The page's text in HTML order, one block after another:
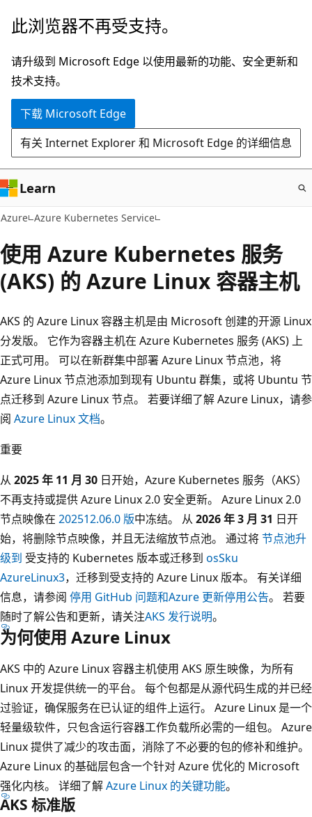
跳
主
要
内
此浏览器不再受支持。
请升级到 Microsoft Edge 以使用最新的功能、安全更新和
技术支持。
下载 Microsoft Edge
有关 Internet Explorer 和 Microsoft Edge 的详细信息
Learn
Azure Azure Kubernetes Service
使用 Azure Kubernetes 服务
(AKS) 的 Azure Linux 容器主机
AKS 的 Azure Linux 容器主机是由 Microsoft 创建的开源 Linux
分发版。 它作为容器主机在 Azure Kubernetes 服务 (AKS) 上
正式可用。 可以在新群集中部署 Azure Linux 节点池，将
Azure Linux 节点池添加到现有 Ubuntu 群集，或将 Ubuntu 节
点迁移到 Azure Linux 节点。 若要详细了解 Azure Linux，请参
阅 Azure Linux 文档。
重要
从 2025 年 11 月 30 日开始，Azure Kubernetes 服务（AKS）
不再支持或提供 Azure Linux 2.0 安全更新。 Azure Linux 2.0
节点映像在 202512.06.0 版中冻结。 从 2026 年 3 月 31 日开
始，将删除节点映像，并且无法缩放节点池。 通过将节点池升
级到 受支持的 Kubernetes 版本或迁移到 osSku
AzureLinux3，迁移到受支持的 Azure Linux 版本。 有关详细
信息，请参阅 停用 GitHub 问题和Azure 更新停用公告。 若要
随时了解公告和更新，请关注AKS 发行说明。
为何使用 Azure Linux
AKS 中的 Azure Linux 容器主机使用 AKS 原生映像，为所有
Linux 开发提供统一的平台。 每个包都是从源代码生成的并已经
过验证，确保服务在已认证的组件上运行。 Azure Linux 是一个
轻量级软件，只包含运行容器工作负载所必需的一组包。 Azure
Linux 提供了减少的攻击面，消除了不必要的包的修补和维护。
Azure Linux 的基础层包含一个针对 Azure 优化的 Microsoft
强化内核。 详细了解Azure Linux 的关键功能。
AKS 标准版